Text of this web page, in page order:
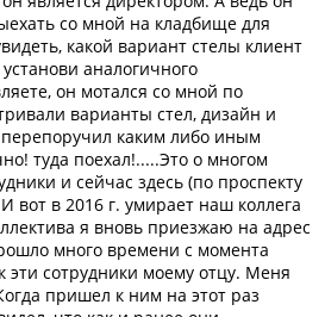
со мной на кладбище для
какой вариант стелы клиент
аналогичного
он мотался со мной по
варианты стел, дизайн и
каким либо иным
туда поехал!.....Это о многом
и сейчас здесь (по проспекту
вот в 2016 г. умирает наш коллега
я вновь приезжаю на адрес
много времени с момента
эти сотрудники моему отцу. Меня
пришел к ним на этот раз